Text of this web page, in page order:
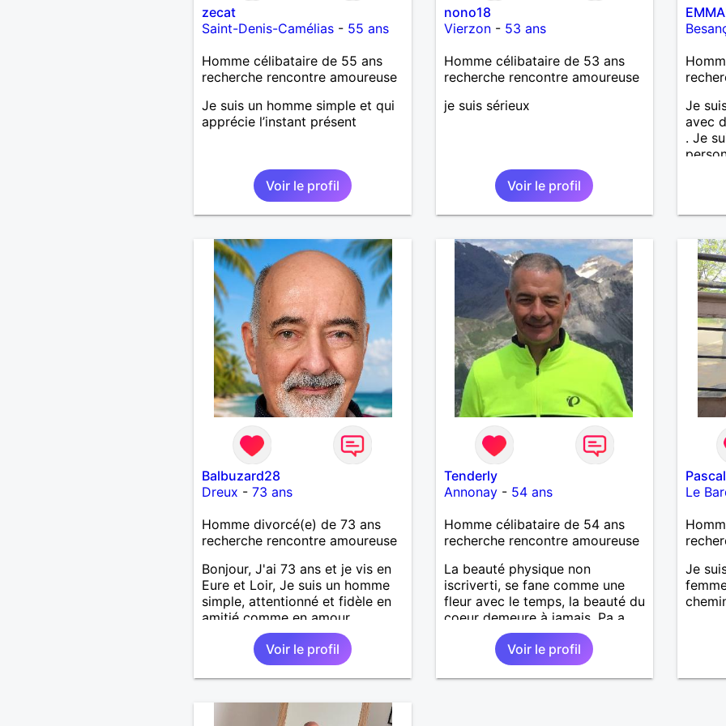
zecat
Saint-Denis-Camélias- 55 ans
Homme célibataire de 55 ans
recherche rencontre amoureuse
Je suis un homme simple et qui
apprécie l’instant présent
Voir le profil
nono18
Vierzon- 53 ans
Homme célibataire de 53 ans
recherche rencontre amoureuse
je suis sérieux
Voir le profil
Je
avec
. Je
et
un
voir
et
de
vie a
le
d'
Balbuzard28
Dreux - 73 ans
Homme divorcé(e) de 73 ans
recherche rencontre amoureuse
Bonjour, J'ai 73 ans et je vis en
Eure et Loir, Je suis un homme
simple, attentionné et fidèle en
amitié comme en amour.
J'apprécie les petits bonheurs
du quotidien; une promenade,
un bon repas, une sortie, une
discision agréable ou un
souhaite rencontrer une femme
Voir le profil
Tenderly
Annonay- 54 ans
Homme célibataire de 54 ans
recherche rencontre amoureuse
La beauté physique non
iscriverti, se fane comme une
fleur avec le temps, la beauté du
coeur demeure à jamais, Pa a
Voir le profil
Le
Je